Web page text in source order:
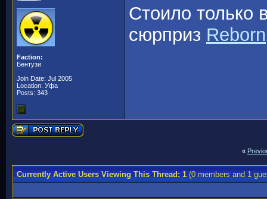
Faction:
Бентузи
Join Date: Jul 2005
Location: Уфа
Posts: 343
Стоило только
сюрприз Reborn
«
Currently Active Users Viewing This Thread: 1(0 members and 1